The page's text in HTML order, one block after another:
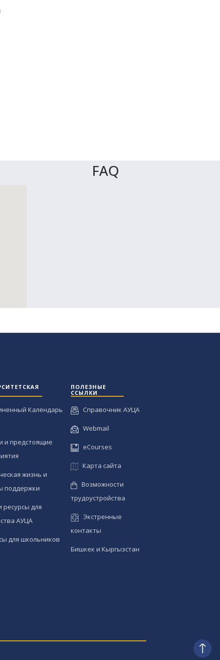
FAQ
Календарь
и предстоящие
жизнь и
поддержки
ресурсы для
АУЦА
для школьников
ПОЛЕЗНЫЕ
ССЫЛКИ
Справочник АУЦА
Webmail
eCourses
Карта сайта
Возможности
трудоустройства
Экстренные
контакты
Бишкек и Кыргызстан